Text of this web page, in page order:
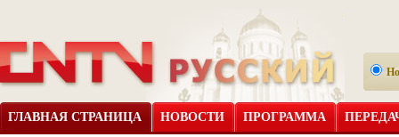
ГЛАВНАЯ СТРАНИЦА НОВОСТИ ПРОГРАММА